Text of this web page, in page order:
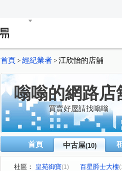
首頁 > 經紀業者 > 江欣怡的店舖
嗡嗡的網路店
買賣好屋請找嗡嗡
首頁 中古屋(10)
社區： 皇苑御寶(1) 百星爵士大樓